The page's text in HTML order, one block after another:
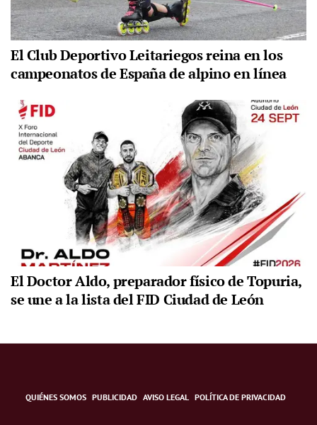
El Club Deportivo Leitariegos reina en los
campeonatos de España de alpino en línea
El Doctor Aldo, preparador físico de Topuria,
se une a la lista del FID Ciudad de León
QUIÉNES SOMOS PUBLICIDAD AVISO LEGAL POLÍTICA DE PRIVACIDAD